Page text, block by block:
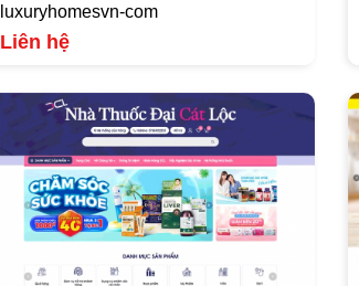
luxuryhomesvn-com
Liên hệ